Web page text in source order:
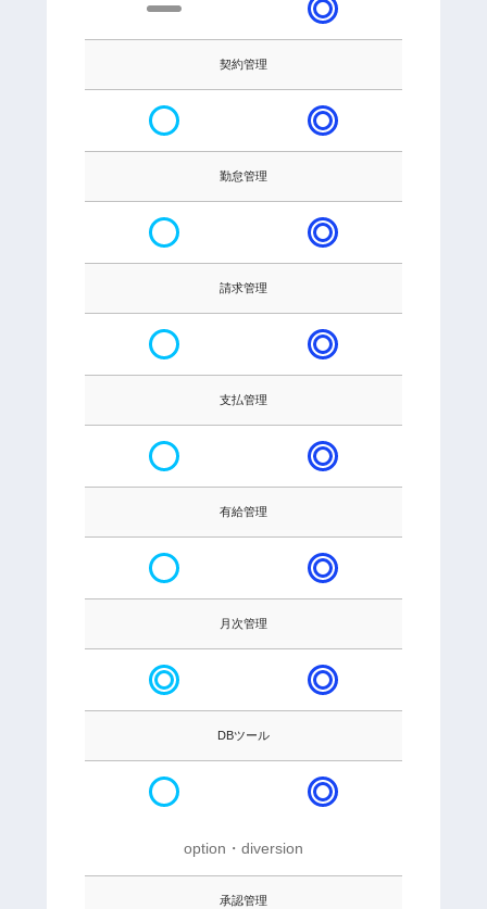
契約管理
勤怠管理
請求管理
支払管理
有給管理
月次管理
DBツール
option・diversion
承認管理